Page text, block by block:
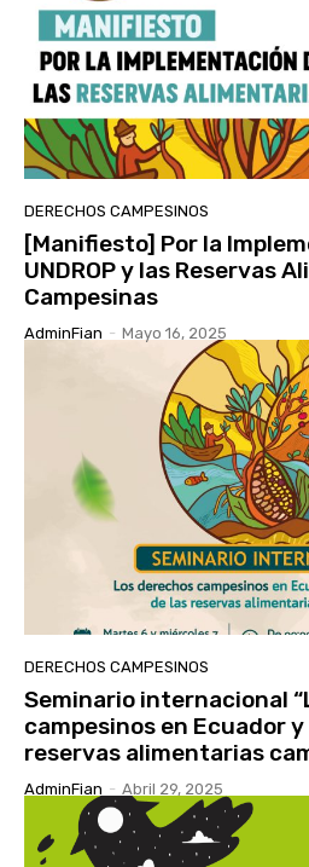
DERECHOS CAMPESINOS
[Manifiesto] Por la
UNDROP y las Reservas
Campesinas
AdminFian - Mayo 16, 2025
DERECHOS CAMPESINOS
Seminario internacional
campesinos en Ecuador
reservas alimentarias
AdminFian - Abril 29, 2025